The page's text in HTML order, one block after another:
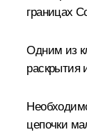
границах
Одним из
раскрытия
цепочки